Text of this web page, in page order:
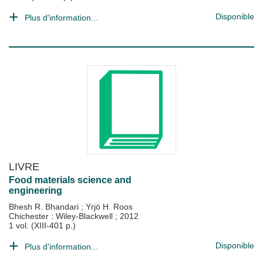
Plus d'information... Disponible
LIVRE
Food materials science and
engineering
Bhesh R. Bhandari ; Yrjö H. Roos
Chichester : Wiley-Blackwell ; 2012
1 vol. (XIII-401 p.)
Plus d'information... Disponible